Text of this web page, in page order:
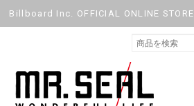
Billboard Inc. OFFICIAL ONLINE STORE